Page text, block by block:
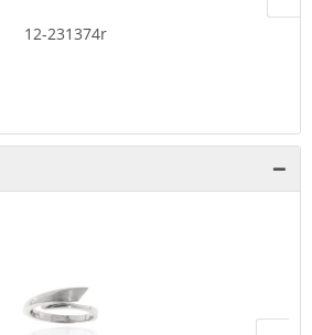
12-231374r